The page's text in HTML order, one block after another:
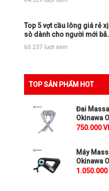
Top 5 vợt cầu lông giá rẻ
sò dành cho người mới bắt
đầu
60.237 lượt xem
TOP SẢN PHẨM HOT
Đai
Okinawa
750.000
Máy
Okinawa
1.050.000